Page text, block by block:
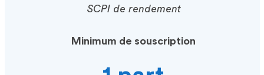
SCPI de rendement
Minimum de souscription